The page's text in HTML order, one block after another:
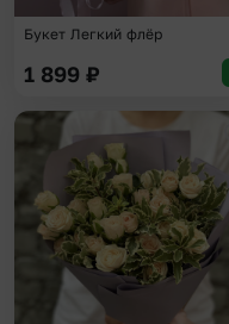
Букет Легкий флёр
1 899 ₽